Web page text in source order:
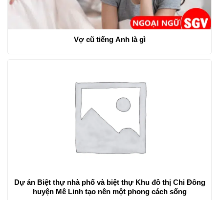
Vợ cũ tiếng Anh là gì
Dự án Biệt thự nhà phố và biệt thự Khu đô thị Chi Đông
huyện Mê Linh tạo nên một phong cách sống